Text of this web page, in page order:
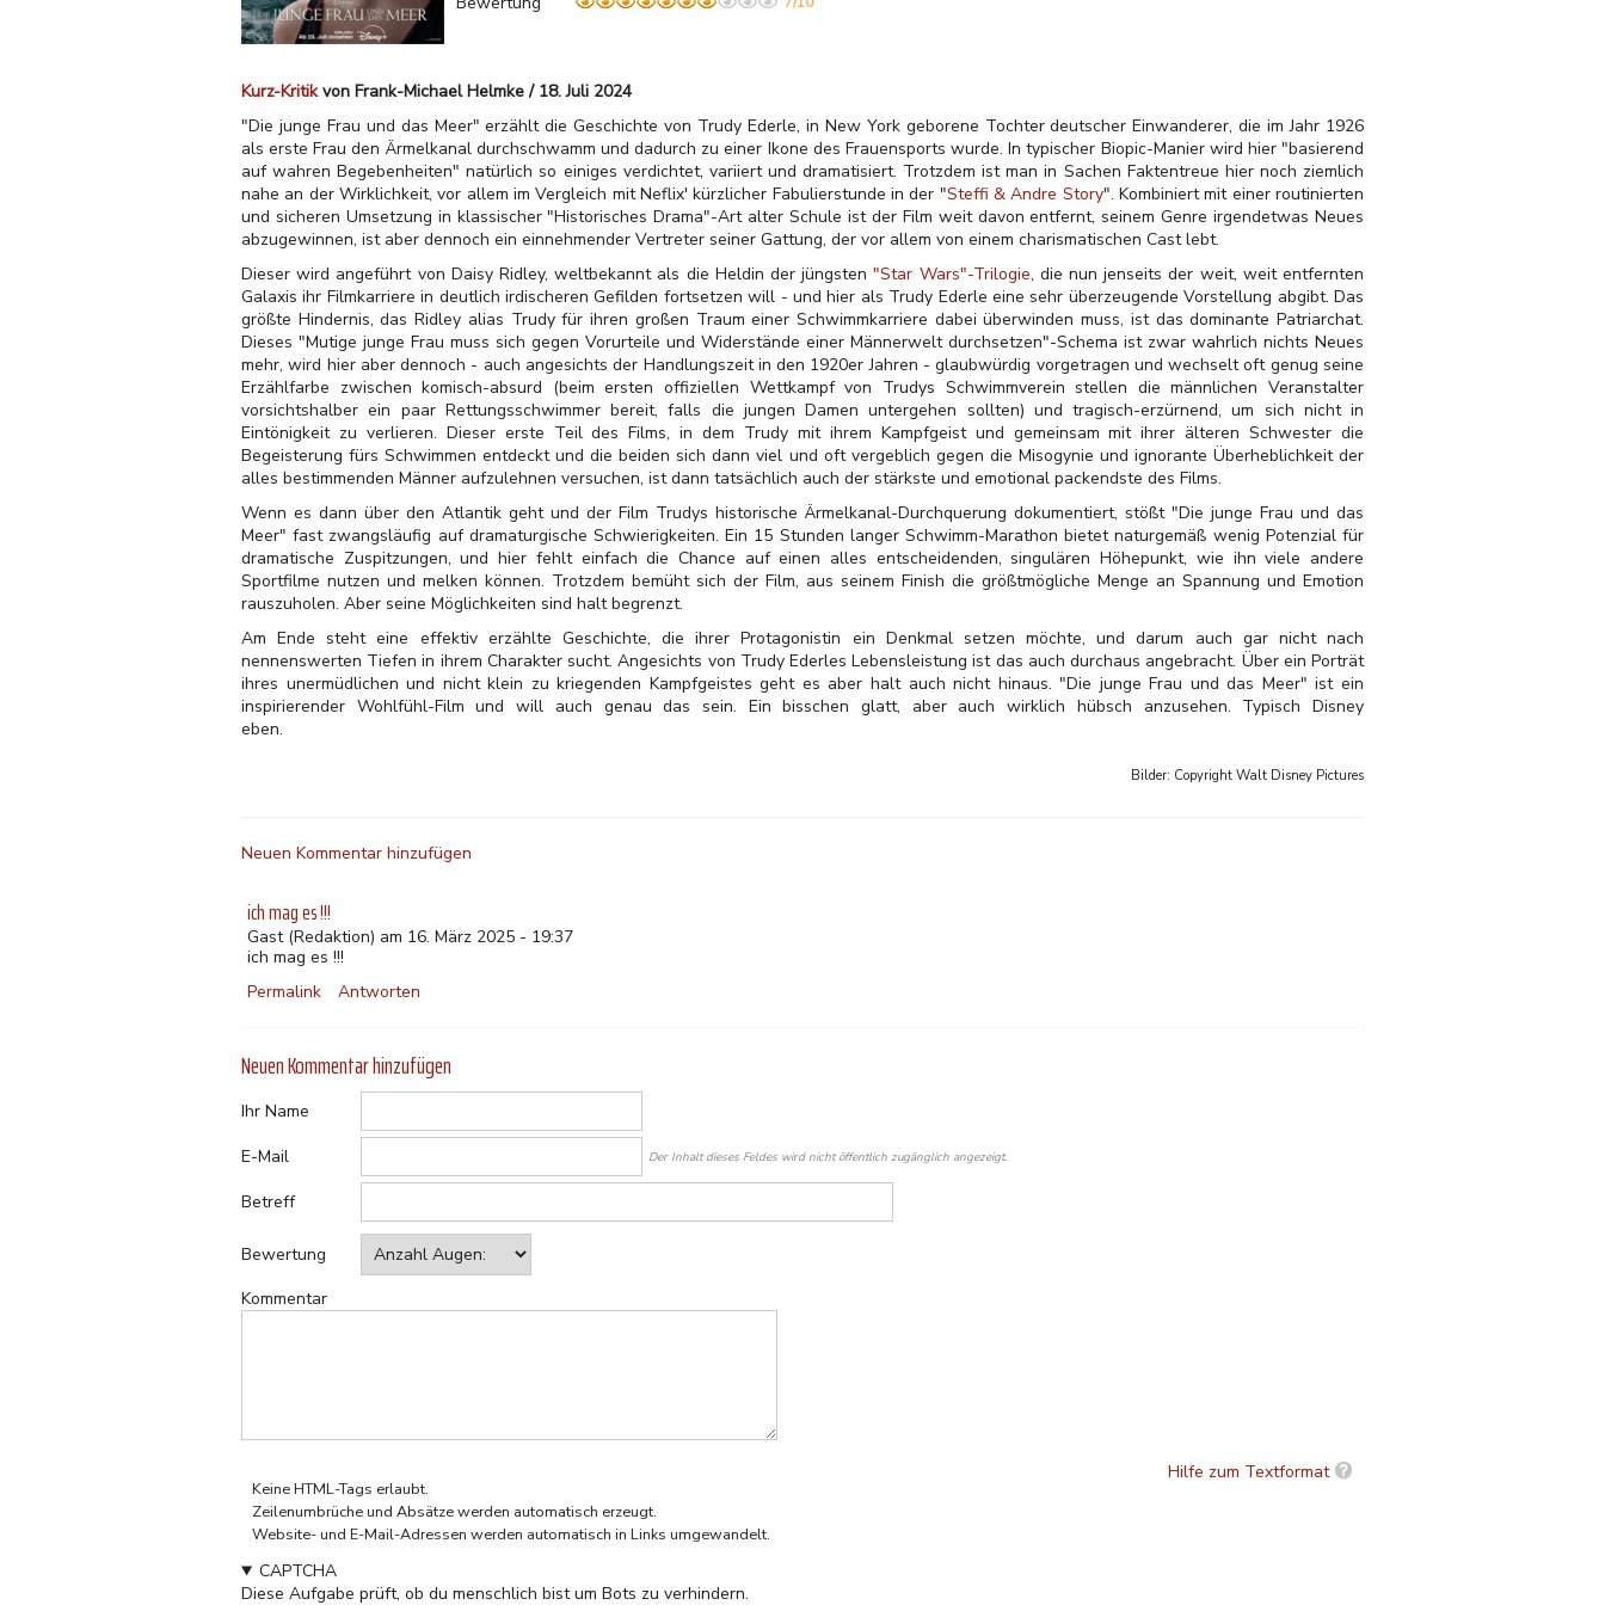
Kurz-Kritikvon Frank-Michael Helmke / 18. Juli 2024
"Die junge Frau und das Meer" erzählt die Geschichte von Trudy Ederle, in New York geborene Tochter deutscher Einwanderer, die im Jahr 1926
als erste Frau den Ärmelkanal durchschwamm und dadurch zu einer Ikone des Frauensports wurde. In typischer Biopic-Manier wird hier "basierend
auf wahren Begebenheiten" natürlich so einiges verdichtet, variiert und dramatisiert. Trotzdem ist man in Sachen Faktentreue hier noch ziemlich
nahe an der Wirklichkeit, vor allem im Vergleich mit Neflix' kürzlicher Fabulierstunde in der "Steffi & Andre Story". Kombiniert mit einer routinierten
und sicheren Umsetzung in klassischer "Historisches Drama"-Art alter Schule ist der Film weit davon entfernt, seinem Genre irgendetwas Neues
abzugewinnen, ist aber dennoch ein einnehmender Vertreter seiner Gattung, der vor allem von einem charismatischen Cast lebt.
Dieser wird angeführt von Daisy Ridley, weltbekannt als die Heldin der jüngsten"Star Wars"-Trilogie, die nun jenseits der weit, weit entfernten
Galaxis ihr Filmkarriere in deutlich irdischeren Gefilden fortsetzen will - und hier als Trudy Ederle eine sehr überzeugende Vorstellung abgibt. Das
größte Hindernis, das Ridley alias Trudy für ihren großen Traum einer Schwimmkarriere dabei überwinden muss, ist das dominante Patriarchat.
Dieses "Mutige junge Frau muss sich gegen Vorurteile und Widerstände einer Männerwelt durchsetzen"-Schema ist zwar wahrlich nichts Neues
mehr, wird hier aber dennoch - auch angesichts der Handlungszeit in den 1920er Jahren - glaubwürdig vorgetragen und wechselt oft genug seine
Erzählfarbe zwischen komisch-absurd (beim ersten offiziellen Wettkampf von Trudys Schwimmverein stellen die männlichen Veranstalter
vorsichtshalber ein paar Rettungsschwimmer bereit, falls die jungen Damen untergehen sollten) und tragisch-erzürnend, um sich nicht in
Eintönigkeit zu verlieren. Dieser erste Teil des Films, in dem Trudy mit ihrem Kampfgeist und gemeinsam mit ihrer älteren Schwester die
Begeisterung fürs Schwimmen entdeckt und die beiden sich dann viel und oft vergeblich gegen die Misogynie und ignorante Überheblichkeit der
alles bestimmenden Männer aufzulehnen versuchen, ist dann tatsächlich auch der stärkste und emotional packendste des Films.
Wenn es dann über den Atlantik geht und der Film Trudys historische Ärmelkanal-Durchquerung dokumentiert, stößt "Die junge Frau und das
Meer" fast zwangsläufig auf dramaturgische Schwierigkeiten. Ein 15 Stunden langer Schwimm-Marathon bietet naturgemäß wenig Potenzial für
dramatische Zuspitzungen, und hier fehlt einfach die Chance auf einen alles entscheidenden, singulären Höhepunkt, wie ihn viele andere
Sportfilme nutzen und melken können. Trotzdem bemüht sich der Film, aus seinem Finish die größtmögliche Menge an Spannung und Emotion
rauszuholen. Aber seine Möglichkeiten sind halt begrenzt.
Am Ende steht eine effektiv erzählte Geschichte, die ihrer Protagonistin ein Denkmal setzen möchte, und darum auch gar nicht nach
nennenswerten Tiefen in ihrem Charakter sucht. Angesichts von Trudy Ederles Lebensleistung ist das auch durchaus angebracht. Über ein Porträt
ihres unermüdlichen und nicht klein zu kriegenden Kampfgeistes geht es aber halt auch nicht hinaus. "Die junge Frau und das Meer" ist ein
inspirierender Wohlfühl-Film und will auch genau das sein. Ein bisschen glatt, aber auch wirklich hübsch anzusehen. Typisch Disney
eben.
Bilder: Copyright Walt Disney Pictures
Neuen Kommentar hinzufügen
ich mag es !!!
Gast (Redaktion) am 16. März 2025 - 19:37
ich mag es !!!
Permalink
Antworten
Neuen Kommentar hinzufügen
Ihr Name
E-Mail
Der Inhalt dieses Feldes wird nicht öffentlich zugänglich angezeigt.
Betreff
Bewertung
Kommentar
Hilfe zum Textformat
Keine HTML-Tags erlaubt.
Zeilenumbrüche und Absätze werden automatisch erzeugt.
Website- und E-Mail-Adressen werden automatisch in Links umgewandelt.
CAPTCHA
Diese Aufgabe prüft, ob du menschlich bist um Bots zu verhindern.